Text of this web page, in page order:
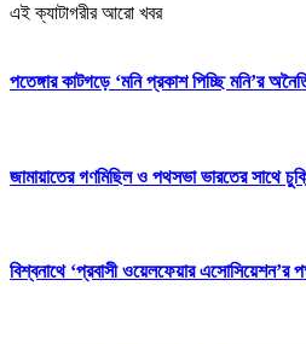
এই ক্যাটাগরীর আরো খবর
পতেঙ্গার কাটগড়ে ‘মনি প্রকাশ পিচ্ছি মনি’র
জামায়াতের গণমিছিল ও পথসভা ভারতের সাথে
বিশ্বনাথে ‘প্রবাসী ওয়েলফেয়ার এসোসিয়েশন’র